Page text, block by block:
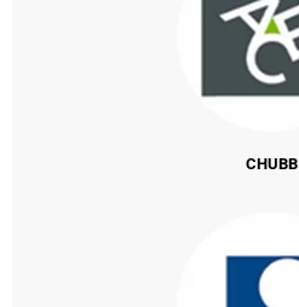
CHUBB